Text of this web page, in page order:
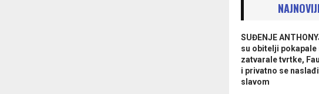
SUĐENJE
su obitelji
zatvarale tvrtke,
i privatno se
slavom